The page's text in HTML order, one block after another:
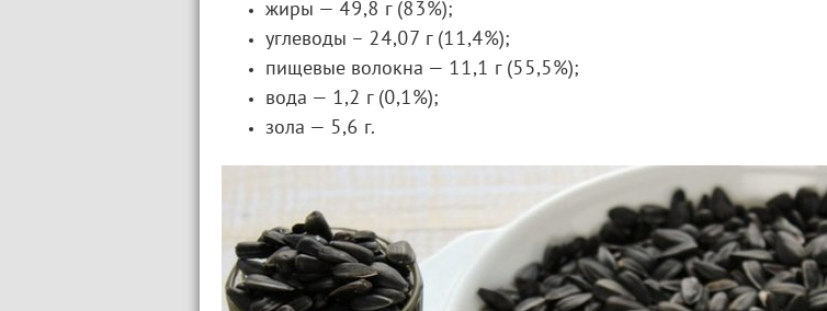
жиры — 49,8 г (83%);
углеводы – 24,07 г (11,4%);
пищевые волокна — 11,1 г (55,5%);
вода — 1,2 г (0,1%);
зола — 5,6 г.